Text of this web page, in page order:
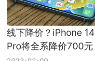
线下降价？iPhone 14
Pro将全系降价700元